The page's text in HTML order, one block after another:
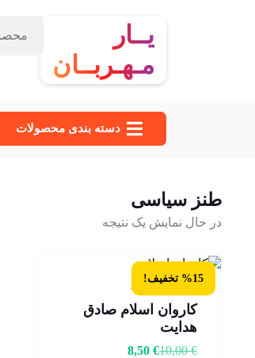
یــار
مـهـربــان
دسته‌ بندی محصولات
طنز سیاسی
در حال نمایش یک نتیجه
%15 تخفیف!
4 عدد در انبار
کاروان اسلام صادق
هدایت
10,00€
8,50 €